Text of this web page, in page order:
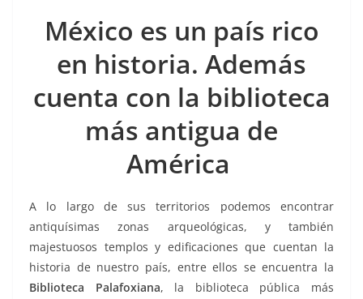
c
e
b
o
itt
er
ai
l
at
s
A
p
p
ss
e
n
g
er
e
gr
a
m
m
p
ar
tir
México es un país rico
en historia. Además
cuenta con la biblioteca
más antigua de
América
A lo largo de sus territorios podemos encontrar
antiquísimas zonas arqueológicas, y también
majestuosos templos y edificaciones que cuentan la
historia de nuestro país, entre ellos se encuentra la
Biblioteca Palafoxiana, la biblioteca pública más